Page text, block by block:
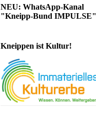
NEU: WhatsApp-Kanal
"Kneipp-Bund IMPULSE"
Kneippen ist Kultur!